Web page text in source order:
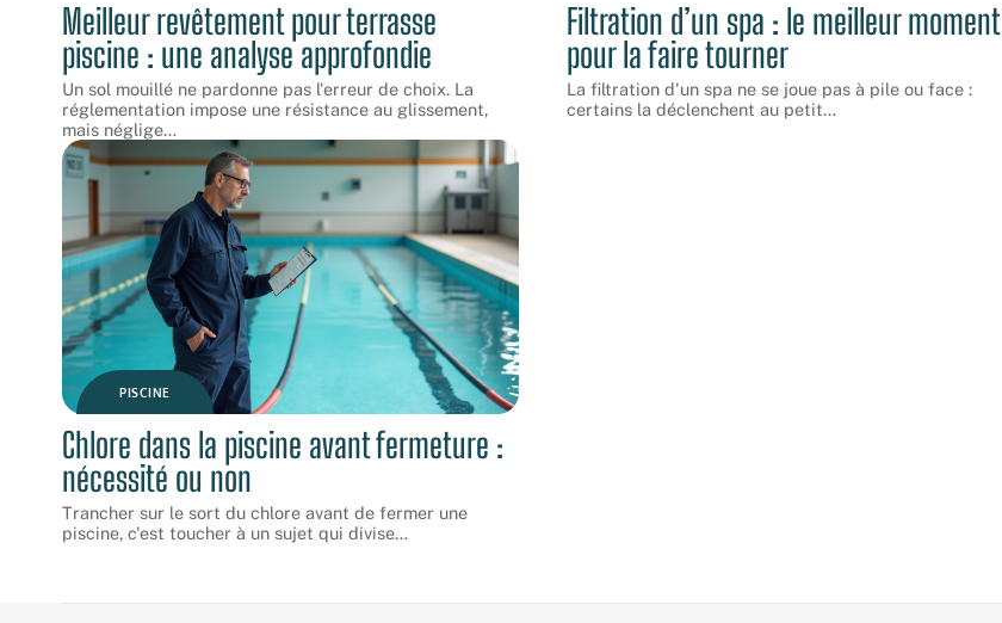
Meilleur revêtement pour terrasse
piscine : une analyse approfondie
Un sol mouillé ne pardonne pas l'erreur de choix. La
réglementation impose une résistance au glissement,
mais néglige…
Filtration d’un spa : le meilleur moment
pour la faire tourner
La filtration d'un spa ne se joue pas à pile ou face :
certains la déclenchent au petit…
PISCINE
Chlore dans la piscine avant fermeture :
nécessité ou non
Trancher sur le sort du chlore avant de fermer une
piscine, c'est toucher à un sujet qui divise…